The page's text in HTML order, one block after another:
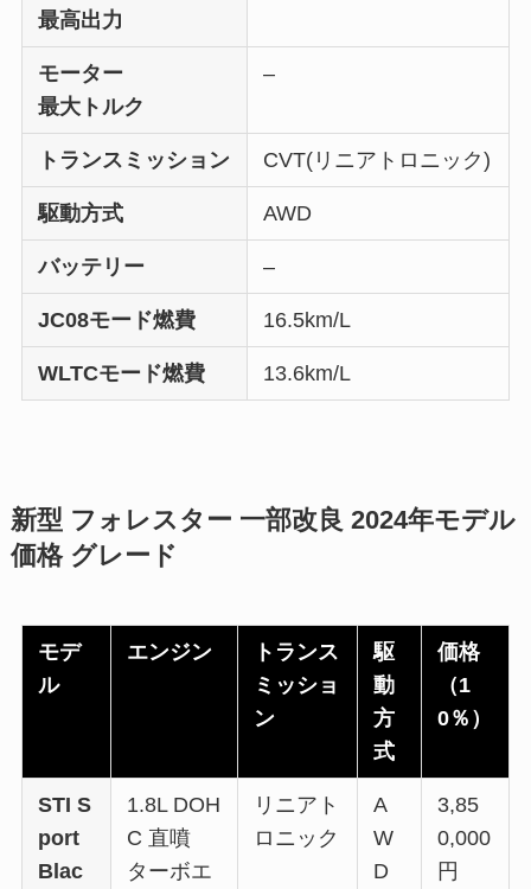
最高出力
モーター
最大トルク
–
トランスミッション CVT(リニアトロニック)
駆動方式 AWD
バッテリー –
JC08モード燃費 16.5km/L
WLTCモード燃費 13.6km/L
新型 フォレスター 一部改良 2024年モデル
価格 グレード
モデ
ル
エンジン
トランス
ミッショ
ン
駆
動
方
式
価格
（1
0％）
STI S
port
Blac
1.8L DOH
C 直噴
ターボエ
リニアト
ロニック
A
W
D
3,85
0,000
円